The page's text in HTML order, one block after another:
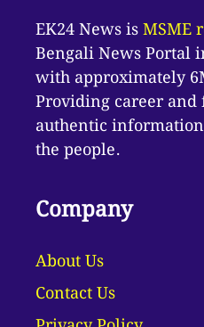
EK24 News isMSME
Bengali News Portal
with approximately
Providing career
authentic
the people.
Company
About Us
Contact Us